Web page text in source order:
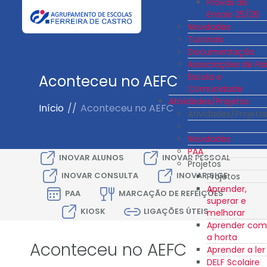
Ensaio 25/26
Novidades
Tutoriais
Documentação
Associações de
Escola e
Comunidade
Atividades/Projetos
Atividades/
Novidades
PAA
Projetos
Projetos
Aprender,
superar e
melhorar
Aprender com
a horta
Aprender a ler
DELF Scolaire
Aconteceu no AEFC
Início // Aconteceu no AEFC
INOVAR ALUNOS
INOVAR PESSOAL
INOVAR CONSULTA
INOVAR SIGE
PAA
MARCAÇÃO DE REFEIÇÕES
KIOSK
LIGAÇÕES ÚTEIS
Aconteceu no AEFC